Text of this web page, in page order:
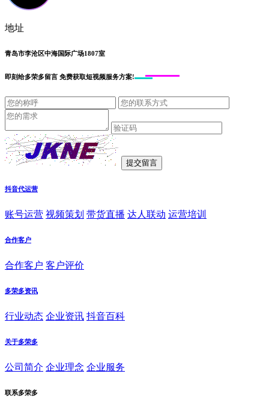
地址
青岛市李沧区中海国际广场1807室
即刻给多荣多留言 免费获取短视频服务方案!
抖音代运营
账号运营 视频策划 带货直播 达人联动 运营培训
合作客户
合作客户 客户评价
多荣多资讯
行业动态 企业资讯 抖音百科
关于多荣多
公司简介 企业理念 企业服务
联系多荣多